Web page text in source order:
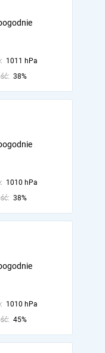
1011 hPa
38%
1010 hPa
38%
1010 hPa
45%